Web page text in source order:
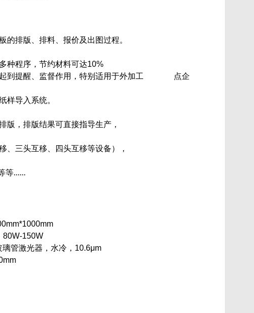
排版、排料、报价及出图过程。
种程序，节约材料可达10%
起到提醒、监督作用，特别适用于外加工 点企
样导入系统。
版，排版结果可直接指导生产，
三头互移、四头互移等设备），
等......
80W-150W
管激光器，水冷，10.6μm